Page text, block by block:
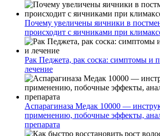
Почему увеличены яичники в
происходит с яичниками при
Рак Педжета, рак соска: симптомы и
лечение
Аспарагиназа Медак 10000 —
применению, побочные эффекты,
препарата